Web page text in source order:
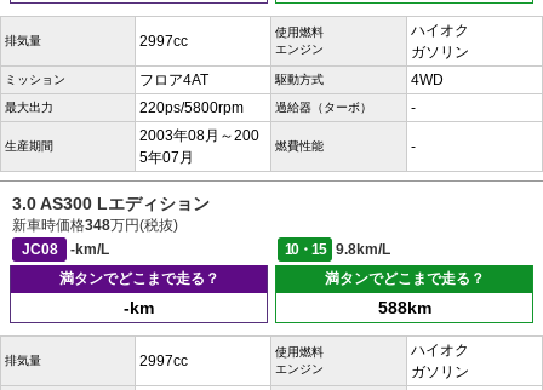
排気量 2997cc
使用燃料
エンジン
ハイオク
ガソリン
ミッション フロア4AT 駆動方式 4WD
最大出力 220ps/5800rpm 過給器（ターボ） -
生産期間
2003年08月～200
5年07月
燃費性能 -
3.0 AS300 Lエディション
新車時価格348万円(税抜)
JC08
-km/L 10・15
9.8km/L
満タンでどこまで走る？
-km
満タンでどこまで走る？
588km
排気量 2997cc
使用燃料
エンジン
ハイオク
ガソリン